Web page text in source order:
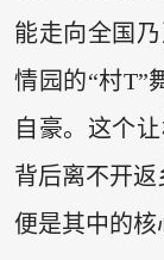
能走向全国
情园的“村T”
自豪。这个
背后离不开
便是其中的核